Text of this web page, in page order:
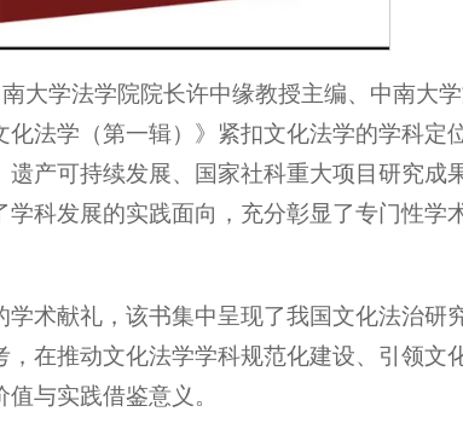
大学法学院院长许中缘教授主编、中南大
法学（第一辑）》紧扣文化法学的学科定
产可持续发展、国家社科重大项目研究成
科发展的实践面向，充分彰显了专门性学
术献礼，该书集中呈现了我国文化法治研
在推动文化法学学科规范化建设、引领文
与实践借鉴意义。